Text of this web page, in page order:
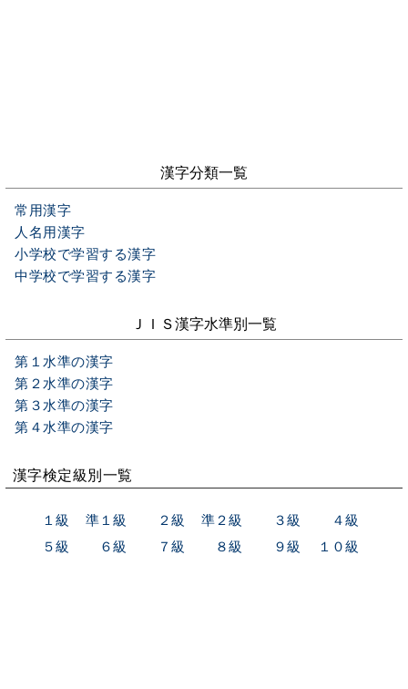
漢字分類一覧
常用漢字
人名用漢字
小学校で学習する漢字
中学校で学習する漢字
ＪＩＳ漢字水準別一覧
第１水準の漢字
第２水準の漢字
第３水準の漢字
第４水準の漢字
漢字検定級別一覧
１級 準１級 ２級 準２級 ３級
４級
５級
６級 ７級 ８級 ９級 １０級